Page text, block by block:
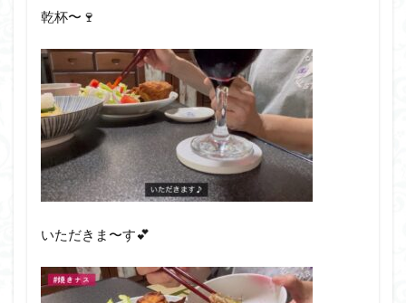
乾杯〜🍷
いただきま〜す💕